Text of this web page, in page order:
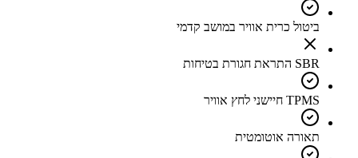
ביטול כרית אוויר במושב קדמי
SBR התראת חגורת בטיחות
TPMS חיישני לחץ אוויר
תאורה אוטומטית